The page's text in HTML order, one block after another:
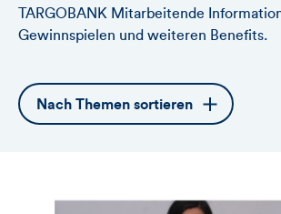
TARGOBANK Mitarbeitende
Gewinnspielen und weiteren Benefits.
Öffnet
die
Nach Themen sortieren